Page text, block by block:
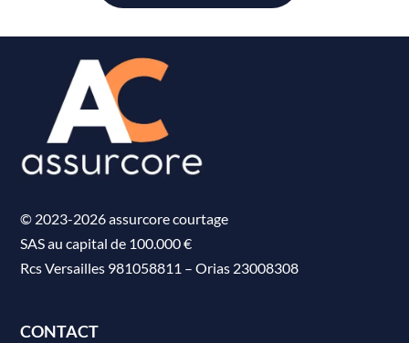
© 2023-2026 assurcore courtage
SAS au capital de 100.000 €
Rcs Versailles 981058811 –Orias 23008308
CONTACT